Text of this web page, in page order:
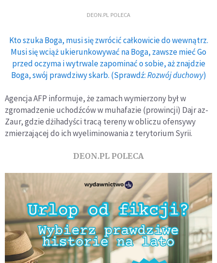
DEON.PL POLECA
Kto szuka Boga, musi się zwrócić całkowicie do wewnątrz.
Musi się wciąż ukierunkowywać na Boga, zawsze mieć Go
przed oczyma i wytrwale zapominać o sobie, aż znajdzie
Boga, swój prawdziwy skarb. (Sprawdź:Rozwój duchowy)
Agencja AFP informuje, że zamach wymierzony był w
zgromadzenie uchodźców w muhafazie (prowincji) Dajr az-
Zaur, gdzie dżihadyści tracą tereny w obliczu ofensywy
zmierzającej do ich wyeliminowania z terytorium Syrii.
DEON.PL POLECA